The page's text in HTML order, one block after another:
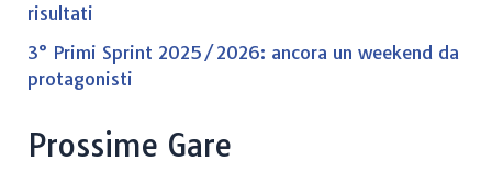
risultati
3° Primi Sprint 2025/2026: ancora un weekend da
protagonisti
Prossime Gare